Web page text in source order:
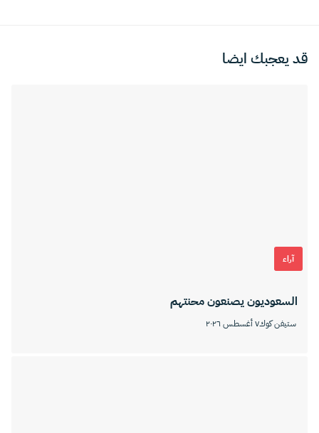
قد يعجبك ايضا
آراء
السعوديون يصنعون محنتهم
ستيفن كوك٧ أغسطس ٢٠٢٦